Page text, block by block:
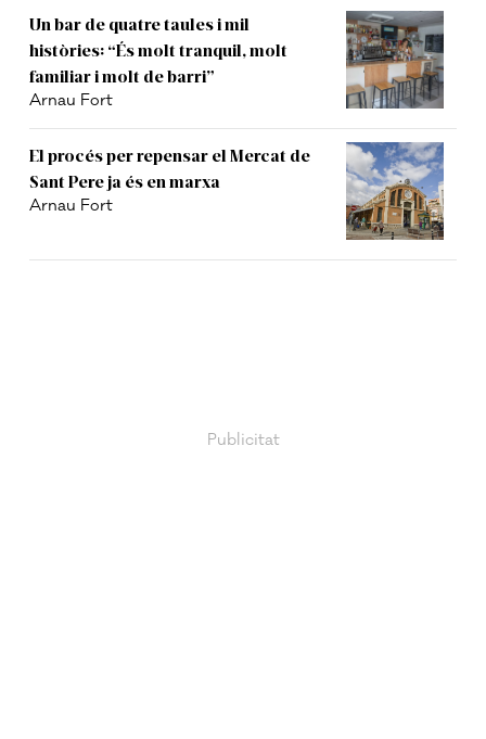
Un bar de quatre taules i mil
històries: “És molt tranquil, molt
familiar i molt de barri”
Arnau Fort
El procés per repensar el Mercat de
Sant Pere ja és en marxa
Arnau Fort